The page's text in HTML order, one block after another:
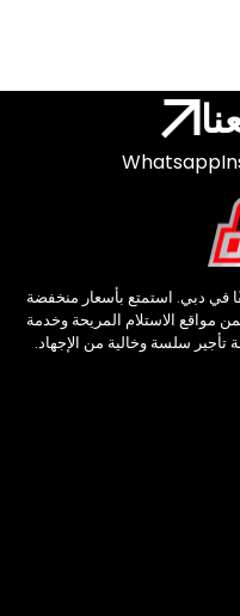
Whatsapp
في دبي. استمتع بأسعار منخفضة
مواقع الاستلام المريحة وخدمة
تأجير سلسة وخالية من الإجهاد.